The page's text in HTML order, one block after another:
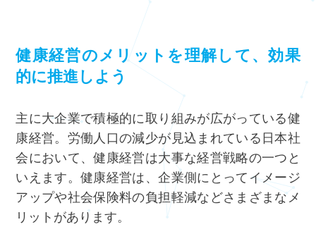
健康経営のメリットを理解して、効果
的に推進しよう
主に大企業で積極的に取り組みが広がっている健
康経営。労働人口の減少が見込まれている日本社
会において、健康経営は大事な経営戦略の一つと
いえます。健康経営は、企業側にとってイメージ
アップや社会保険料の負担軽減などさまざまなメ
リットがあります。